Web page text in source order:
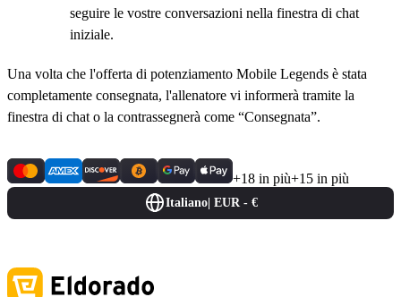
seguire le vostre conversazioni nella finestra di chat
iniziale.
Una volta che l'offerta di potenziamento Mobile Legends è stata
completamente consegnata, l'allenatore vi informerà tramite la
finestra di chat o la contrassegnerà come “Consegnata”.
+18 in più+15 in più
Italiano| EUR - €